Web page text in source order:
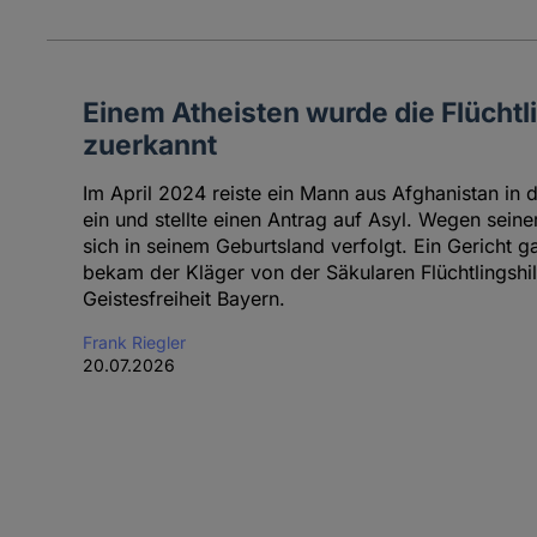
Einem Atheisten wurde die
zuerkannt
Im April 2024 reiste ein Mann aus Afghanistan in
ein und stellte einen Antrag auf Asyl. Wegen
sich in seinem Geburtsland verfolgt. Ein Gericht
bekam der Kläger von der Säkularen
Geistesfreiheit Bayern.
Frank Riegler
20.07.2026